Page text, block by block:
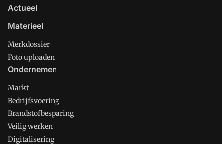
Actueel
Materieel
Merkdossier
Foto uploaden
Ondernemen
Markt
Bedrijfsvoering
Brandstofbesparing
Veilig werken
Digitalisering